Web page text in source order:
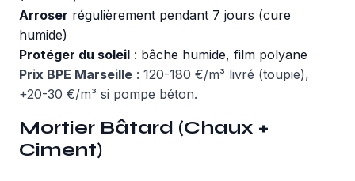
Arroser régulièrement pendant 7 jours (cure
humide)
Protéger du soleil : bâche humide, film polyane
Prix BPE Marseille : 120-180 €/m³ livré (toupie),
+20-30 €/m³ si pompe béton.
Mortier Bâtard (Chaux +
Ciment)